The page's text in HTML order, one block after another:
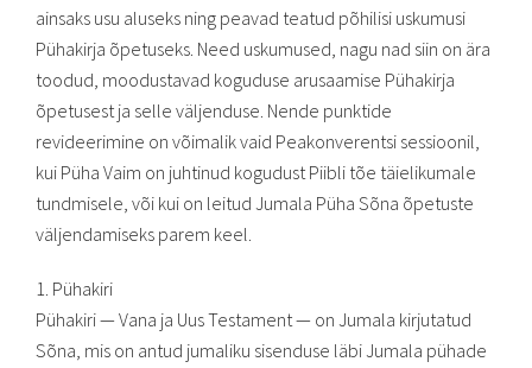
ainsaks usu aluseks ning peavad teatud põhilisi uskumusi
Pühakirja õpetuseks. Need uskumused, nagu nad siin on ära
toodud, moodustavad koguduse arusaamise Pühakirja
õpetusest ja selle väljenduse. Nende punktide
revideerimine on võimalik vaid Peakonverentsi sessioonil,
kui Püha Vaim on juhtinud kogudust Piibli tõe täielikumale
tundmisele, või kui on leitud Jumala Püha Sõna õpetuste
väljendamiseks parem keel.
1. Pühakiri
Pühakiri — Vana ja Uus Testament — on Jumala kirjutatud
Sõna, mis on antud jumaliku sisenduse läbi Jumala pühade